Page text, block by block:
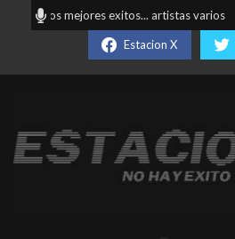
los mejores exitos... artistas varios
Estacion X